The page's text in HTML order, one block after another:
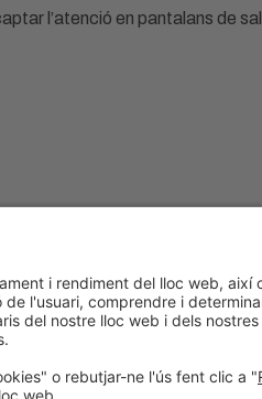
l’atenció en pantalans de